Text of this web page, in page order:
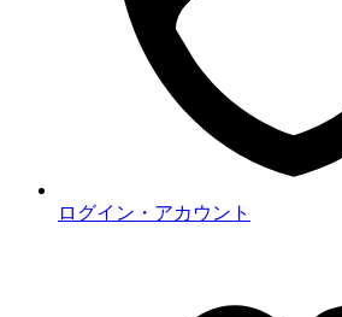
ログイン・アカウント